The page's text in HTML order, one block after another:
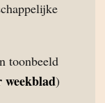
toonbeeld
weekblad)